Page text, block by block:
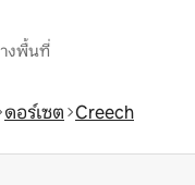
งพื้นที่
ดอร์เซต Creech